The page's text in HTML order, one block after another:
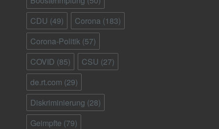
CDU (49) Corona (183)
Corona-Politik (57)
COVID (85) CSU (27)
de.rt.com (29)
Diskriminierung (28)
Geimpfte (79)